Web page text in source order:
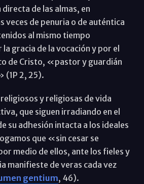
directa de las almas, en
veces de penuria o de auténtica
al mismo tiempo
gracia de la vocación y por el
de Cristo, «pastor y guardián
(1P 2, 25).
y religiosas de vida
que siguen irradiando en el
su adhesión intacta a los ideales
que «sin cesar se
medio de ellos, ante los fieles y
manifieste de veras cada vez
gentium, 46).